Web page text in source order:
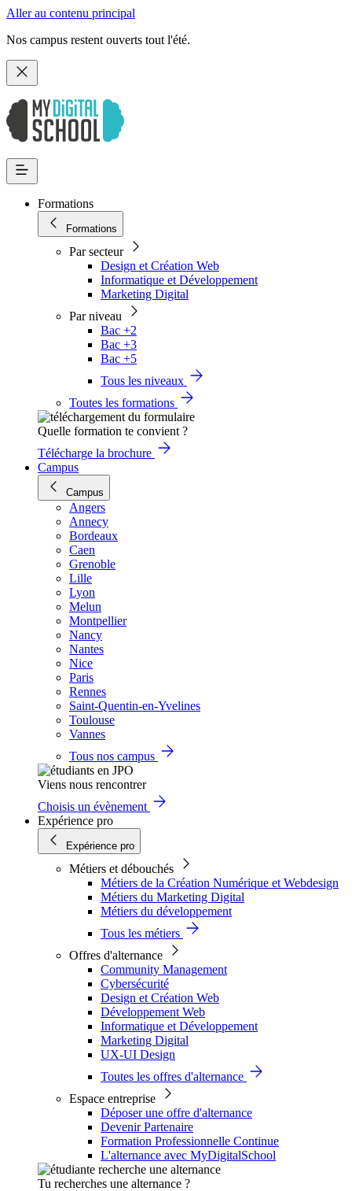
Aller au contenu principal
Nos campus restent ouverts tout l'été.
Formations
Formations
Par secteur
Design et Création Web
Informatique et Développement
Marketing Digital
Par niveau
Bac +2
Bac +3
Bac +5
Tous les niveaux
Toutes les formations
Quelle formation te convient ?
Télécharge la brochure
Campus
Campus
Angers
Annecy
Bordeaux
Caen
Grenoble
Lille
Lyon
Melun
Montpellier
Nancy
Nantes
Nice
Paris
Rennes
Saint-Quentin-en-Yvelines
Toulouse
Vannes
Tous nos campus
Viens nous rencontrer
Choisis un évènement
Expérience pro
Expérience pro
Métiers et débouchés
Métiers de la Création Numérique et Webdesign
Métiers du Marketing Digital
Métiers du développement
Tous les métiers
Offres d'alternance
Community Management
Cybersécurité
Design et Création Web
Développement Web
Informatique et Développement
Marketing Digital
UX-UI Design
Toutes les offres d'alternance
Espace entreprise
Déposer une offre d'alternance
Devenir Partenaire
Formation Professionnelle Continue
L'alternance avec MyDigitalSchool
Tu recherches une alternance ?